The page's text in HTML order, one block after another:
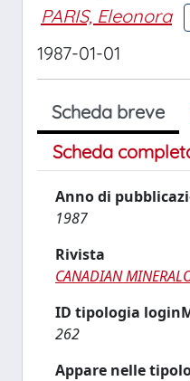
PARIS, Eleonora
1987-01-01
Scheda breve
Scheda
Anno di
1987
Rivista
CANADIAN
ID tipologia
262
Appare nelle